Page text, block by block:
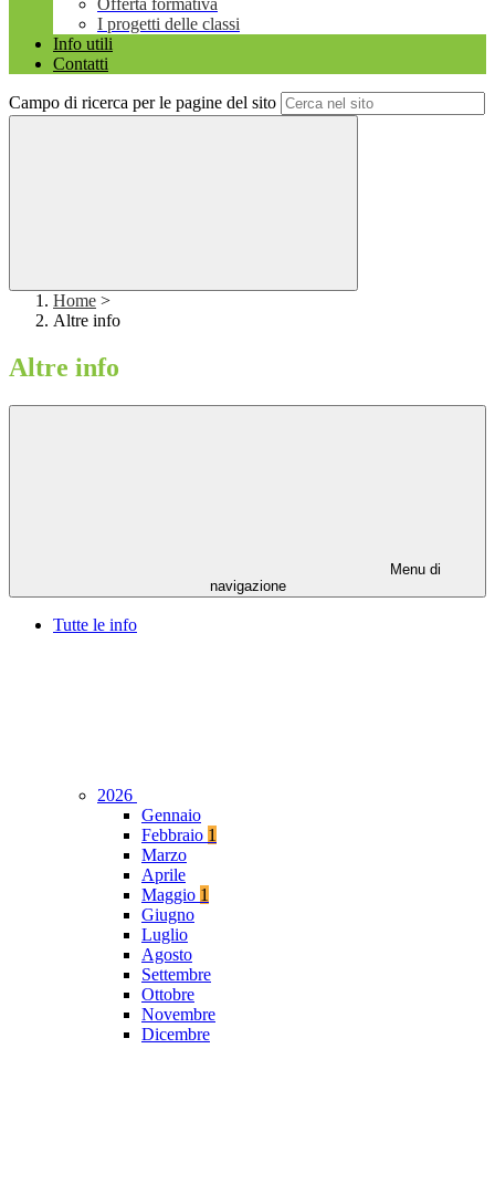
Offerta formativa
I progetti delle classi
Info utili
Contatti
Campo di ricerca per le pagine del sito
Home >
Altre info
Altre info
Menu di
navigazione
Tutte le info
2026
Gennaio
Febbraio 1
Marzo
Aprile
Maggio 1
Giugno
Luglio
Agosto
Settembre
Ottobre
Novembre
Dicembre